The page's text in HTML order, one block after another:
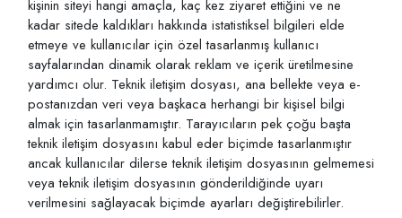
kişinin siteyi hangi amaçla, kaç kez ziyaret ettiğini ve ne
kadar sitede kaldıkları hakkında istatistiksel bilgileri elde
etmeye ve kullanıcılar için özel tasarlanmış kullanıcı
sayfalarından dinamik olarak reklam ve içerik üretilmesine
yardımcı olur. Teknik iletişim dosyası, ana bellekte veya e-
postanızdan veri veya başkaca herhangi bir kişisel bilgi
almak için tasarlanmamıştır. Tarayıcıların pek çoğu başta
teknik iletişim dosyasını kabul eder biçimde tasarlanmıştır
ancak kullanıcılar dilerse teknik iletişim dosyasının gelmemesi
veya teknik iletişim dosyasının gönderildiğinde uyarı
verilmesini sağlayacak biçimde ayarları değiştirebilirler.